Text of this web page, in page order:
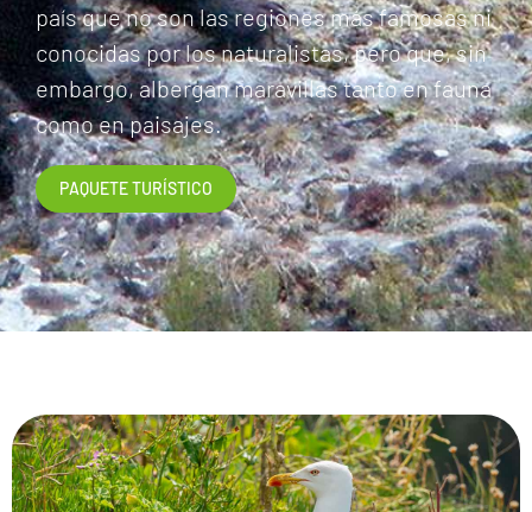
país que no son las regiones más famosas ni
conocidas por los naturalistas, pero que, sin
embargo, albergan maravillas tanto en fauna
como en paisajes.
PAQUETE TURÍSTICO